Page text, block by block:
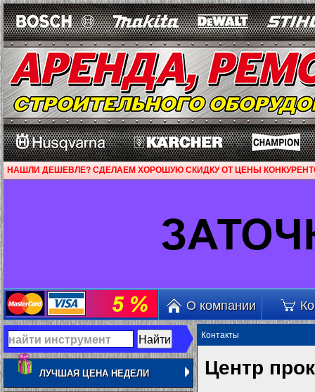
НАШЛИ ДЕШЕВЛЕ? СДЕЛАЕМ ХОРОШУЮ СКИДКУ ОТ ЦЕНЫ
О компании
ЛУЧШАЯ ЦЕНА НЕДЕЛИ
Контакты
Центр